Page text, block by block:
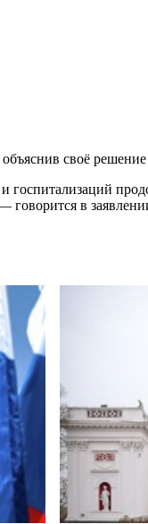
своё
госпитализаций
говорится в